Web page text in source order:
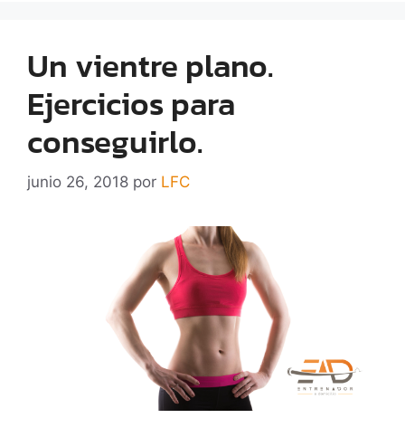
Un vientre plano.
Ejercicios para
conseguirlo.
junio 26, 2018 por LFC